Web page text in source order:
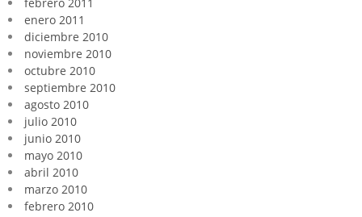
enero 2011
diciembre 2010
noviembre 2010
octubre 2010
septiembre 2010
agosto 2010
julio 2010
junio 2010
mayo 2010
abril 2010
marzo 2010
febrero 2010